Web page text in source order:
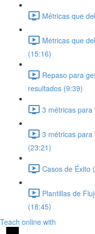
Métricas que
Métricas que
(15:16)
Repaso para
resultados (9:39)
3 métricas
3 métricas para
(23:21)
Casos de Éxito
Plantillas de
(18:45)
Teach online with